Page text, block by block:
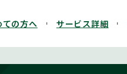
ての方へ サービス詳細